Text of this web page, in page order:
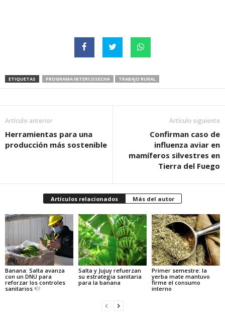
ETIQUETAS PROGRAMA INTERCOSECHA TRABAJO RURAL
Artículo anterior
Herramientas para una
producción más sostenible
Artículo siguiente
Confirman caso de
influenza aviar en
mamíferos silvestres en
Tierra del Fuego
Artículos relacionados Más del autor
Banana: Salta avanza
con un DNU para
reforzar los controles
sanitarios
Salta y Jujuy refuerzan
su estrategia sanitaria
para la banana
Primer semestre: la
yerba mate mantuvo
firme el consumo
interno